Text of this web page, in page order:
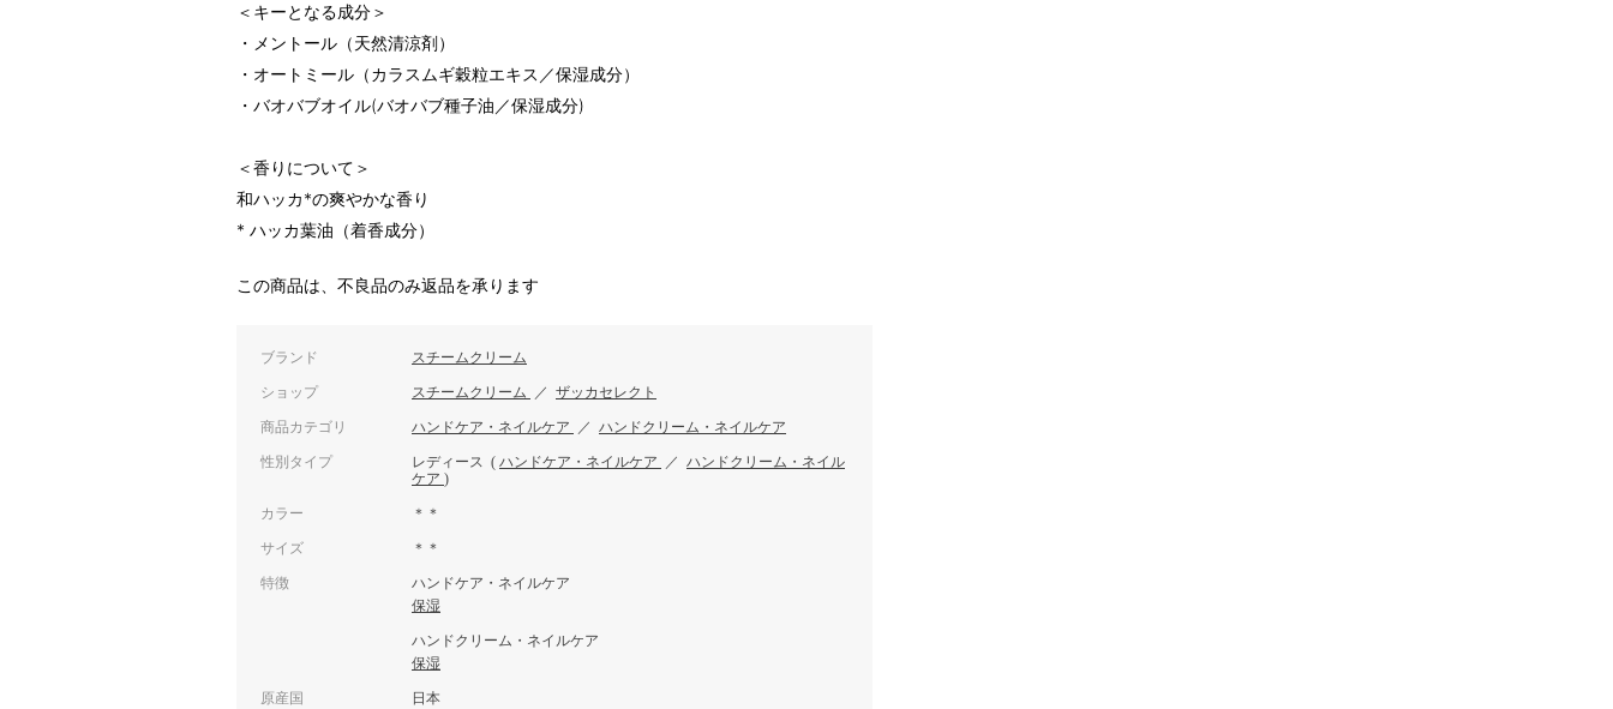
＜キーとなる成分＞
・メントール（天然清涼剤）
・オートミール（カラスムギ穀粒エキス／保湿成分）
・バオバブオイル(バオバブ種子油／保湿成分)
＜香りについて＞
和ハッカ*の爽やかな香り
* ハッカ葉油（着香成分）
この商品は、不良品のみ返品を承ります
ブランド スチームクリーム
ショップ スチームクリーム ／ ザッカセレクト
商品カテゴリ ハンドケア・ネイルケア ／ ハンドクリーム・ネイルケア
性別タイプ レディース ( ハンドケア・ネイルケア ／ ハンドクリーム・ネイル
ケア )
カラー ＊＊
サイズ ＊＊
特徴
ハンドケア・ネイルケア
保湿
ハンドクリーム・ネイルケア
保湿
原産国 日本